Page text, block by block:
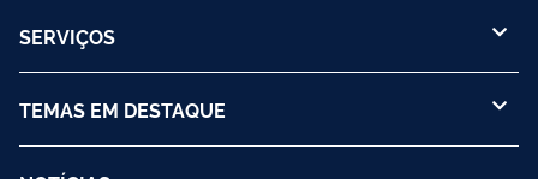
SERVIÇOS
TEMAS EM DESTAQUE